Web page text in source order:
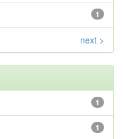
1
next >
1
1